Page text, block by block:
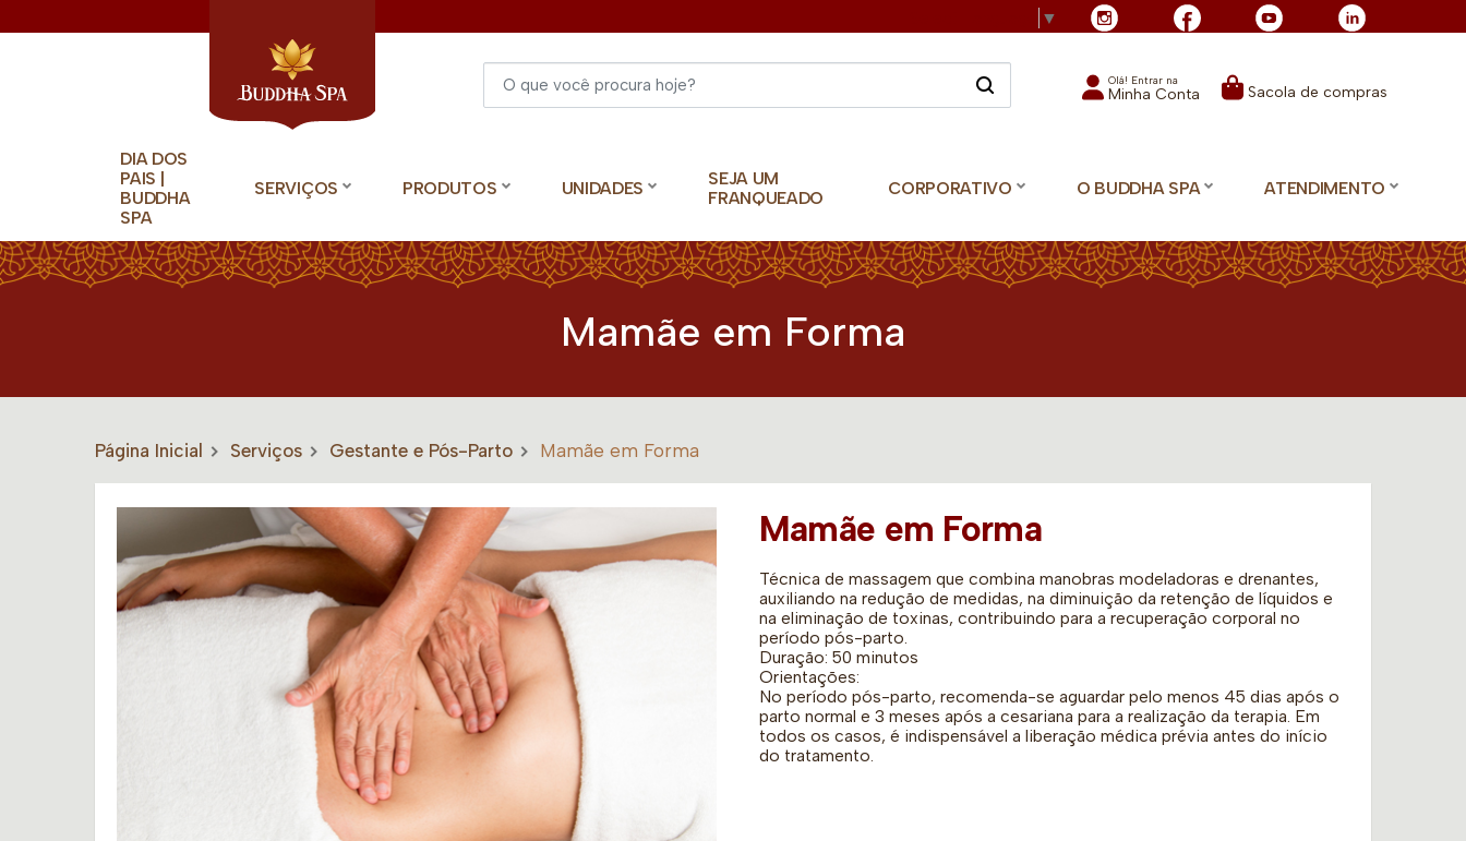
▼
Olá! Entrar na
Minha Conta Sacola de compras
DIA DOS
PAIS |
BUDDHA
SPA
SERVIÇOS PRODUTOS UNIDADES
SEJA UM
FRANQUEADO
CORPORATIVO O BUDDHA SPA ATENDIMENTO
Mamãe em Forma
Página Inicial Serviços Gestante e Pós-Parto Mamãe em Forma
Mamãe em Forma
Técnica de massagem que combina manobras modeladoras e drenantes,
auxiliando na redução de medidas, na diminuição da retenção de líquidos e
na eliminação de toxinas, contribuindo para a recuperação corporal no
período pós-parto.
Duração: 50 minutos
Orientações:
No período pós-parto, recomenda-se aguardar pelo menos 45 dias após o
parto normal e 3 meses após a cesariana para a realização da terapia. Em
todos os casos, é indispensável a liberação médica prévia antes do início
do tratamento.